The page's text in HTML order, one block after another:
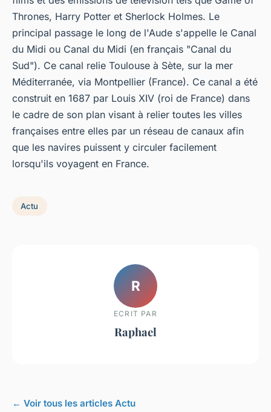
Thrones, Harry Potter et Sherlock Holmes. Le
principal passage le long de l'Aude s'appelle le Canal
du Midi ou Canal du Midi (en français "Canal du
Sud"). Ce canal relie Toulouse à Sète, sur la mer
Méditerranée, via Montpellier (France). Ce canal a été
construit en 1687 par Louis XIV (roi de France) dans
le cadre de son plan visant à relier toutes les villes
françaises entre elles par un réseau de canaux afin
que les navires puissent y circuler facilement
lorsqu'ils voyagent en France.
Actu
R
ECRIT PAR
Raphael
← Voir tous les articles Actu